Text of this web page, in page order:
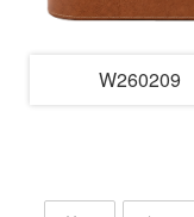
W260209